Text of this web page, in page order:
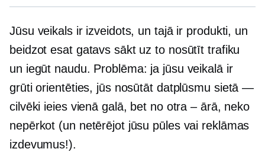
Jūsu veikals ir izveidots, un tajā ir produkti, un
beidzot esat gatavs sākt uz to nosūtīt trafiku
un iegūt naudu. Problēma: ja jūsu veikalā ir
grūti orientēties, jūs nosūtāt datplūsmu sietā —
cilvēki ieies vienā galā, bet no otra – ārā, neko
nepērkot (un netērējot jūsu pūles vai reklāmas
izdevumus!).